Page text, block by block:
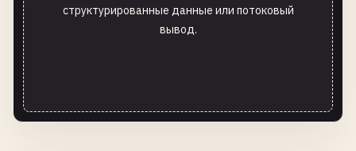
структурированные данные или потоковый
вывод.